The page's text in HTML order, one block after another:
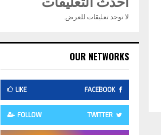
لا توجد تعليقات للعرض.
OUR NETWORKS
FACEBOOK
LIKE
TWITTER
FOLLOW